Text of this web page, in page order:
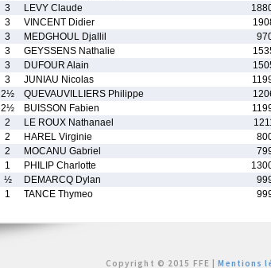
3 LEVY Claude
3 VINCENT Didier
3 MEDGHOUL Djallil
3 GEYSSENS Nathalie
3 DUFOUR Alain
3 JUNIAU Nicolas
2½ QUEVAUVILLIERS Philippe
2½ BUISSON Fabien
2 LE ROUX Nathanael
2 HAREL Virginie
2 MOCANU Gabriel
1 PHILIP Charlotte
½ DEMARCQ Dylan
1 TANCE Thymeo
Copyright © 2015 FFE |Mentions